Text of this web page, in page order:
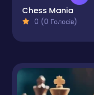
Chess Mania
0 (0 Голосів)